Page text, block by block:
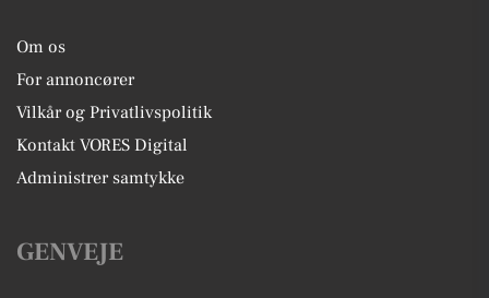
Om os
For annoncører
Vilkår og Privatlivspolitik
Kontakt VORES Digital
Administrer samtykke
GENVEJE